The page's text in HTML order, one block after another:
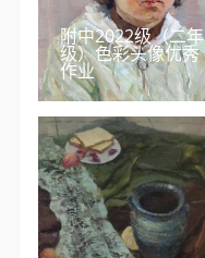
附中2022级（二年
级）色彩头像优秀
作业